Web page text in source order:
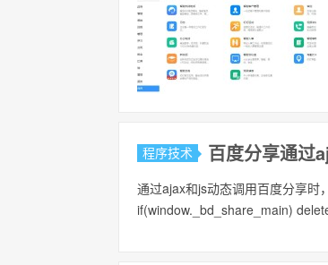
程序技术 百度分享通过
通过ajax和js动态调用百度分享时
if(window._bd_share_main)